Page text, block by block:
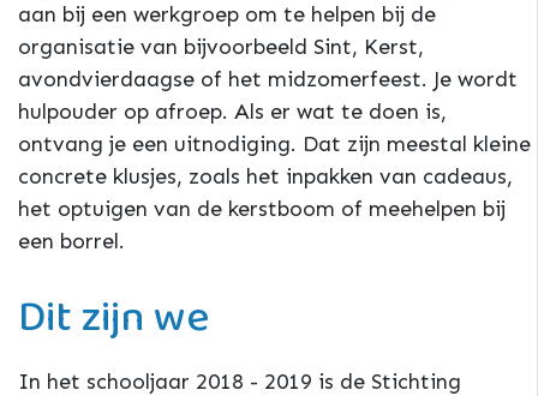
aan bij een werkgroep om te helpen bij de
organisatie van bijvoorbeeld Sint, Kerst,
avondvierdaagse of het midzomerfeest. Je wordt
hulpouder op afroep. Als er wat te doen is,
ontvang je een uitnodiging. Dat zijn meestal kleine
concrete klusjes, zoals het inpakken van cadeaus,
het optuigen van de kerstboom of meehelpen bij
een borrel.
Dit zijn we
In het schooljaar 2018 - 2019 is de Stichting